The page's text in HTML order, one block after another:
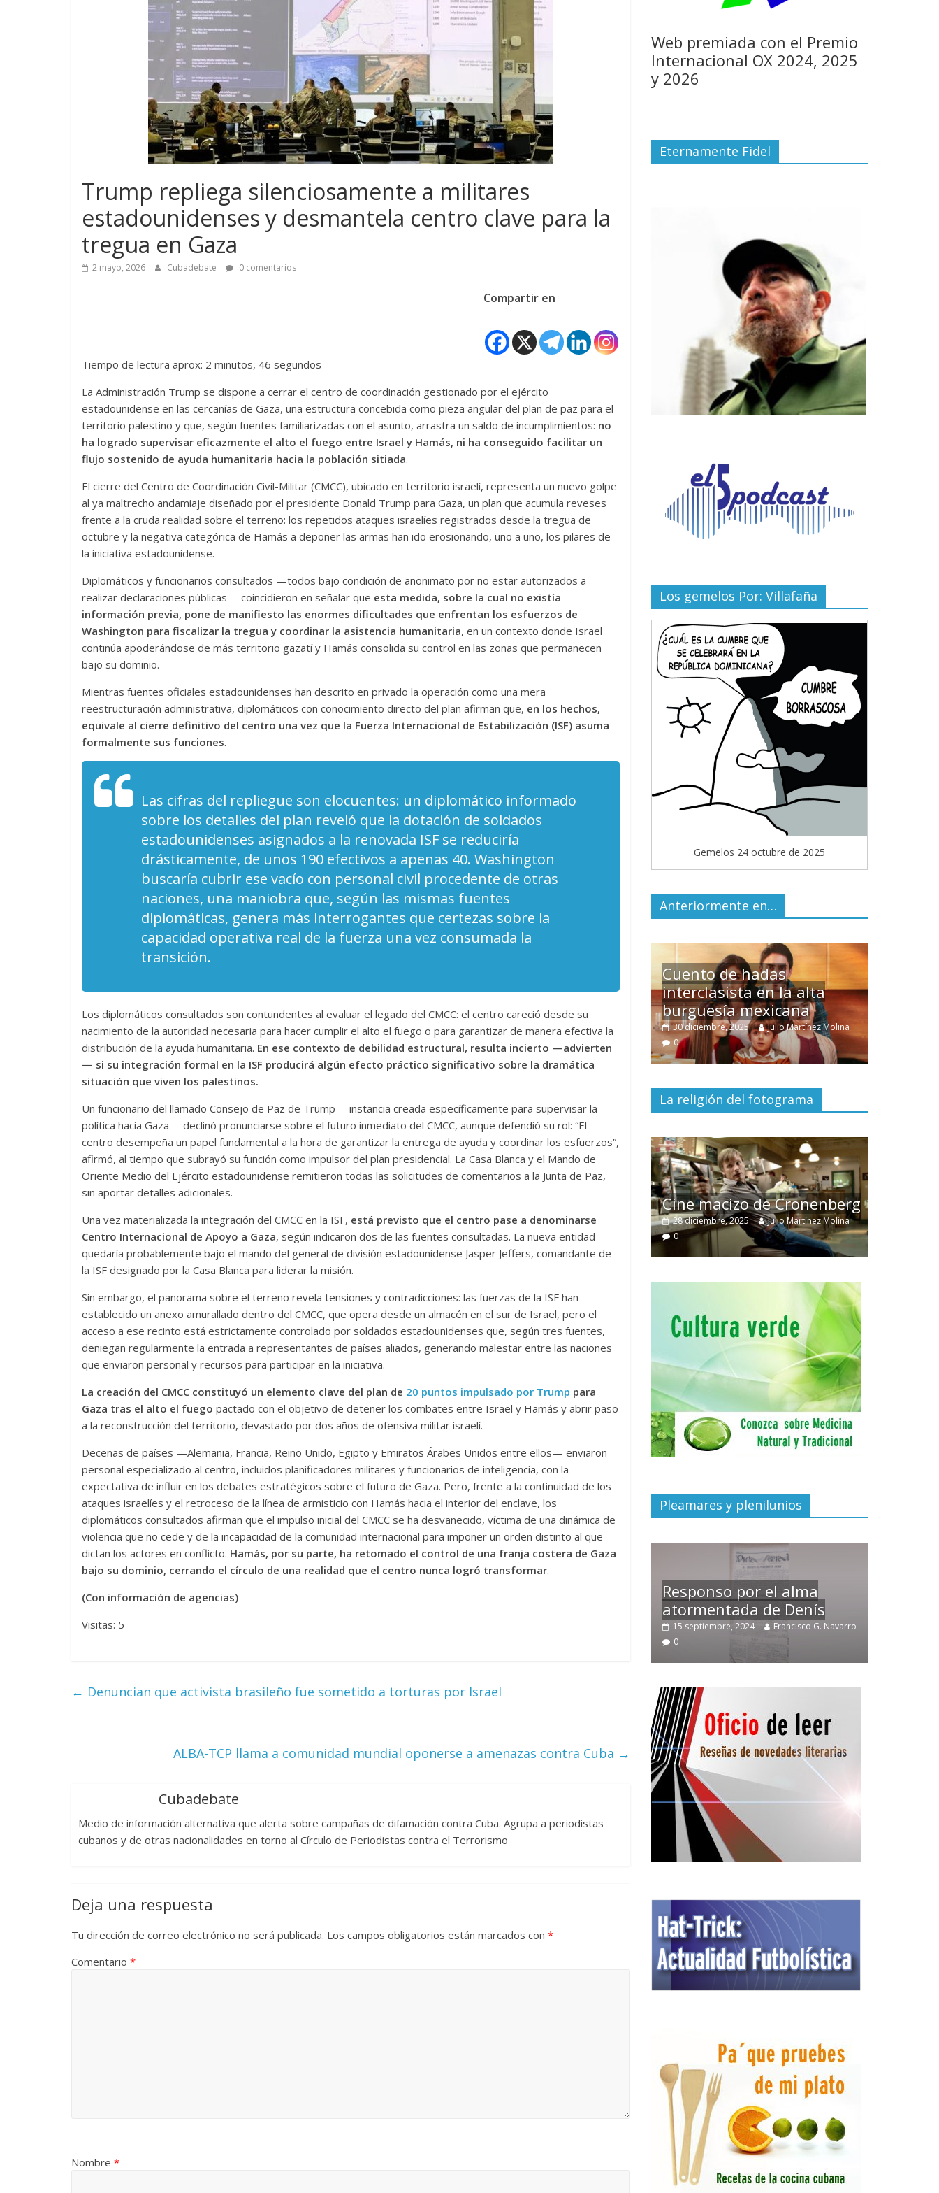
Trump repliega silenciosamente a militares
estadounidenses y desmantela centro clave para la
tregua en Gaza
2 mayo, 2026 Cubadebate 0 comentarios
Compartir en
Tiempo de lectura aprox: 2 minutos, 46 segundos
La Administración Trump se dispone a cerrar el centro de coordinación gestionado por el ejército
estadounidense en las cercanías de Gaza, una estructura concebida como pieza angular del plan de paz para el
territorio palestino y que, según fuentes familiarizadas con el asunto, arrastra un saldo de incumplimientos: no
ha logrado supervisar eficazmente el alto el fuego entre Israel y Hamás, ni ha conseguido facilitar un
flujo sostenido de ayuda humanitaria hacia la población sitiada.
El cierre del Centro de Coordinación Civil-Militar (CMCC), ubicado en territorio israelí, representa un nuevo golpe
al ya maltrecho andamiaje diseñado por el presidente Donald Trump para Gaza, un plan que acumula reveses
frente a la cruda realidad sobre el terreno: los repetidos ataques israelíes registrados desde la tregua de
octubre y la negativa categórica de Hamás a deponer las armas han ido erosionando, uno a uno, los pilares de
la iniciativa estadounidense.
Diplomáticos y funcionarios consultados —todos bajo condición de anonimato por no estar autorizados a
realizar declaraciones públicas— coincidieron en señalar que esta medida, sobre la cual no existía
información previa, pone de manifiesto las enormes dificultades que enfrentan los esfuerzos de
Washington para fiscalizar la tregua y coordinar la asistencia humanitaria, en un contexto donde Israel
continúa apoderándose de más territorio gazatí y Hamás consolida su control en las zonas que permanecen
bajo su dominio.
Mientras fuentes oficiales estadounidenses han descrito en privado la operación como una mera
reestructuración administrativa, diplomáticos con conocimiento directo del plan afirman que, en los hechos,
equivale al cierre definitivo del centro una vez que la Fuerza Internacional de Estabilización (ISF) asuma
formalmente sus funciones.
Las cifras del repliegue son elocuentes: un diplomático informado
sobre los detalles del plan reveló que la dotación de soldados
estadounidenses asignados a la renovada ISF se reduciría
drásticamente, de unos 190 efectivos a apenas 40. Washington
buscaría cubrir ese vacío con personal civil procedente de otras
naciones, una maniobra que, según las mismas fuentes
diplomáticas, genera más interrogantes que certezas sobre la
capacidad operativa real de la fuerza una vez consumada la
transición.
Los diplomáticos consultados son contundentes al evaluar el legado del CMCC: el centro careció desde su
nacimiento de la autoridad necesaria para hacer cumplir el alto el fuego o para garantizar de manera efectiva la
distribución de la ayuda humanitaria. En ese contexto de debilidad estructural, resulta incierto —advierten
— si su integración formal en la ISF producirá algún efecto práctico significativo sobre la dramática
situación que viven los palestinos.
Un funcionario del llamado Consejo de Paz de Trump —instancia creada específicamente para supervisar la
política hacia Gaza— declinó pronunciarse sobre el futuro inmediato del CMCC, aunque defendió su rol: “El
centro desempeña un papel fundamental a la hora de garantizar la entrega de ayuda y coordinar los esfuerzos”,
afirmó, al tiempo que subrayó su función como impulsor del plan presidencial. La Casa Blanca y el Mando de
Oriente Medio del Ejército estadounidense remitieron todas las solicitudes de comentarios a la Junta de Paz,
sin aportar detalles adicionales.
Una vez materializada la integración del CMCC en la ISF, está previsto que el centro pase a denominarse
Centro Internacional de Apoyo a Gaza, según indicaron dos de las fuentes consultadas. La nueva entidad
quedaría probablemente bajo el mando del general de división estadounidense Jasper Jeffers, comandante de
la ISF designado por la Casa Blanca para liderar la misión.
Sin embargo, el panorama sobre el terreno revela tensiones y contradicciones: las fuerzas de la ISF han
establecido un anexo amurallado dentro del CMCC, que opera desde un almacén en el sur de Israel, pero el
acceso a ese recinto está estrictamente controlado por soldados estadounidenses que, según tres fuentes,
deniegan regularmente la entrada a representantes de países aliados, generando malestar entre las naciones
que enviaron personal y recursos para participar en la iniciativa.
La creación del CMCC constituyó un elemento clave del plan de 20 puntos impulsado por Trump para
Gaza tras el alto el fuego pactado con el objetivo de detener los combates entre Israel y Hamás y abrir paso
a la reconstrucción del territorio, devastado por dos años de ofensiva militar israelí.
Decenas de países —Alemania, Francia, Reino Unido, Egipto y Emiratos Árabes Unidos entre ellos— enviaron
personal especializado al centro, incluidos planificadores militares y funcionarios de inteligencia, con la
expectativa de influir en los debates estratégicos sobre el futuro de Gaza. Pero, frente a la continuidad de los
ataques israelíes y el retroceso de la línea de armisticio con Hamás hacia el interior del enclave, los
diplomáticos consultados afirman que el impulso inicial del CMCC se ha desvanecido, víctima de una dinámica de
violencia que no cede y de la incapacidad de la comunidad internacional para imponer un orden distinto al que
dictan los actores en conflicto. Hamás, por su parte, ha retomado el control de una franja costera de Gaza
bajo su dominio, cerrando el círculo de una realidad que el centro nunca logró transformar.
(Con información de agencias)
Visitas: 5
← Denuncian que activista brasileño fue sometido a torturas por Israel
ALBA-TCP llama a comunidad mundial oponerse a amenazas contra Cuba →
Cubadebate
Medio de información alternativa que alerta sobre campañas de difamación contra Cuba. Agrupa a periodistas
cubanos y de otras nacionalidades en torno al Círculo de Periodistas contra el Terrorismo
Deja una respuesta
Tu dirección de correo electrónico no será publicada. Los campos obligatorios están marcados con *
Comentario *
Nombre *
Web premiada con el Premio
Internacional OX 2024, 2025
y 2026
Eternamente Fidel
Los gemelos Por: Villafaña
Gemelos 24 octubre de 2025
Anteriormente en…
Las series-caramelos de
Shondaland
13 marzo, 2026 Julio Martínez Molina
Una serie con los defectos
de muchas telenovelas
28 febrero, 2026 Julio Martínez Molina
interclasista en la alta
burguesía mexicana
30 diciembre, 2025
Julio Martínez Molina
Un hombre entre dos
mundos
15 mayo, 2026 Julio Martínez Molina 0
La religión del fotograma
Terror chamánico coreano
14 marzo, 2026 Julio Martínez Molina 0
Divertida comedia
29 diciembre, 2025
Julio Martínez Molina
0
Cine macizo de Cronenberg
28 diciembre, 2025
Julio Martínez Molina
0
El documentalNuestra
tierray el despojo de los
pueblos originarios
30 junio, 2026 Julio Martínez Molina 0
Pleamares y plenilunios
Un vergel en las nieblas de
la nostalgia
La efímera Torre del
Villuendas
Temprano oficio de lector
2 noviembre, 2024
Francisco G. Navarro